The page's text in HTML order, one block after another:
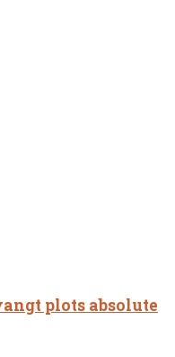
plots absolute